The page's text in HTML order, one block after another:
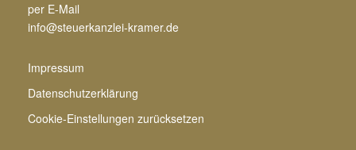
per E-Mail
info@steuerkanzlei-kramer.de
Impressum
Datenschutzerklärung
Cookie-Einstellungen zurücksetzen